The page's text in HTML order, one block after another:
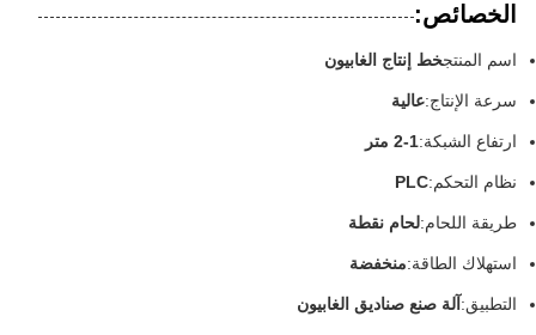
الخصائص:
اسم المنتجخط إنتاج الغابيون
سرعة الإنتاج:عالية
ارتفاع الشبكة:1-2 متر
نظام التحكم:PLC
طريقة اللحام:لحام نقطة
استهلاك الطاقة:منخفضة
التطبيق:آلة صنع صناديق الغابيون